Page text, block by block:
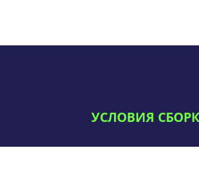
УСЛОВИЯ